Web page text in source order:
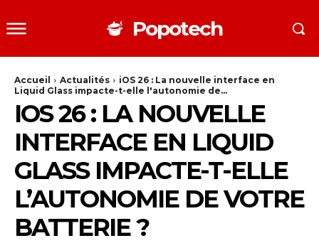
Popotech
Accueil Actualités
iOS 26 : La nouvelle interface en
Liquid Glass impacte-t-elle l'autonomie de...
IOS 26 : LA NOUVELLE
INTERFACE EN LIQUID
GLASS IMPACTE-T-ELLE
L’AUTONOMIE DE VOTRE
BATTERIE ?